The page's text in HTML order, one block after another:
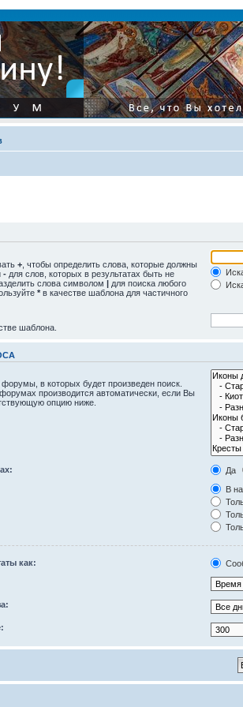
+ , чтобы определить слова, которые должны
- для слов, которых в результатах быть не
слова символом | для поиска любого
* в качестве шаблона для частичного
шаблона.
в которых будет произведен поиск.
производится автоматически, если Вы
опцию ниже.
Да
В
как: